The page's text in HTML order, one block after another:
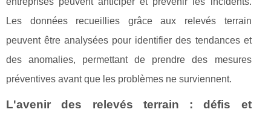
Les données recueillies grâce aux relevés terrain
peuvent être analysées pour identifier des tendances et
des anomalies, permettant de prendre des mesures
préventives avant que les problèmes ne surviennent.
L'avenir des relevés terrain : défis et